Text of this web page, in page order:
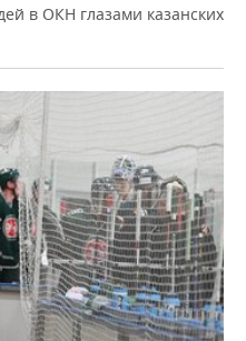
в ОКН глазами казанских